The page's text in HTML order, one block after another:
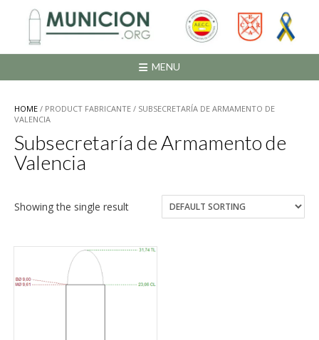
contenido
MENU
HOME / PRODUCT FABRICANTE / SUBSECRETARÍA DE ARMAMENTO DE
VALENCIA
Subsecretaría de Armamento de
Valencia
Showing the single result